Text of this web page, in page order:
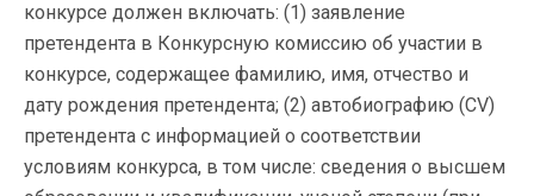
конкурсе должен включать: (1) заявление
претендента в Конкурсную комиссию об участии в
конкурсе, содержащее фамилию, имя, отчество и
дату рождения претендента; (2) автобиографию (CV)
претендента с информацией о соответствии
условиям конкурса, в том числе: сведения о высшем